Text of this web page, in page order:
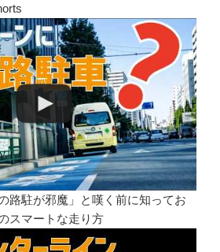
路駐が邪魔」と嘆く前に知ってお
スマートな走り方